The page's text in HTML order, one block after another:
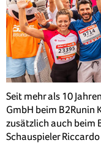
Seit mehr als 10
GmbH beim B2Runin
zusätzlich auch beim
Schauspieler